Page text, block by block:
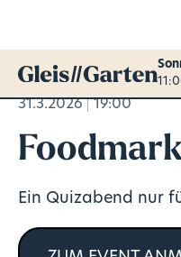
31.3.2026 19:00
Ein Quizabend nur